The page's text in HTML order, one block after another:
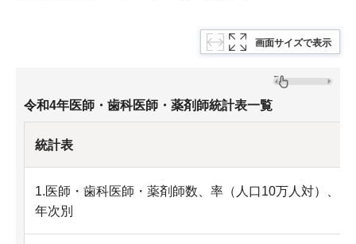
画面サイズで表示
令和4年医師・歯科医師・薬剤師統計表一覧
統計表
1.医師・歯科医師・薬剤師数、率（人口10万人対）、
年次別